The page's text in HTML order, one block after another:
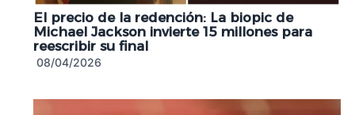
El precio de la redención: La biopic de
Michael Jackson invierte 15 millones para
reescribir su final
08/04/2026